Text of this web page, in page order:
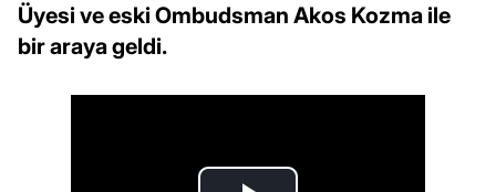
Üyesi ve eski Ombudsman Akos Kozma ile
bir araya geldi.